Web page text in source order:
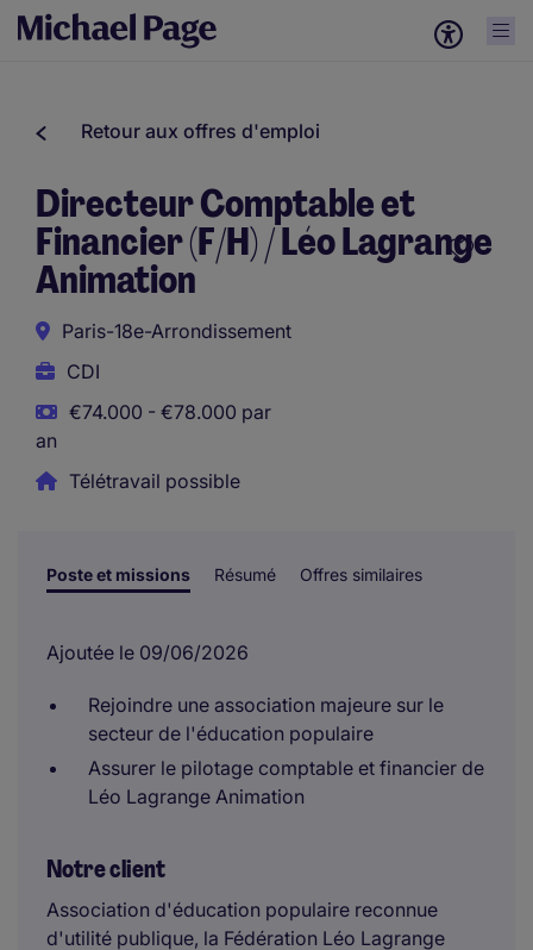
Retour aux offres d'emploi
Directeur Comptable et
Financier (F/H) / Léo Lagrange
Animation
Paris-18e-Arrondissement
CDI
€74.000 - €78.000 par
an
Télétravail possible
Poste et missions Résumé Offres similaires
Ajoutée le 09/06/2026
Rejoindre une association majeure sur le
secteur de l'éducation populaire
Assurer le pilotage comptable et financier de
Léo Lagrange Animation
Notre client
Association d'éducation populaire reconnue
d'utilité publique, la Fédération Léo Lagrange